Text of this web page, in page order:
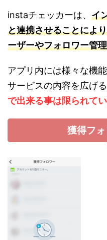
instaチェッカーは、 イ
と連携させることによ
ーザーやフォロワー管
アプリ内には様々な機
サービスの内容を広げ
で出来る事は限られてい
獲得フ